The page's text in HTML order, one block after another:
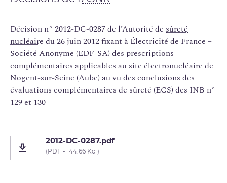
Décision n° 2012-DC-0287 de l’Autorité de sûreté
nucléaire du 26 juin 2012 fixant à Électricité de France –
Société Anonyme (EDF-SA) des prescriptions
complémentaires applicables au site électronucléaire de
Nogent-sur-Seine (Aube) au vu des conclusions des
évaluations complémentaires de sûreté (ECS) des INB n°
129 et 130
2012-DC-0287.pdf
(PDF - 144.66 Ko )